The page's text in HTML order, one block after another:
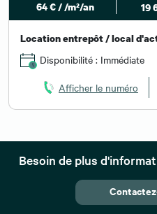
64 € / /m²/an 19
Location entrepôt / local
Disponibilité : Immédiate
Afficher le numéro
Besoin de plus